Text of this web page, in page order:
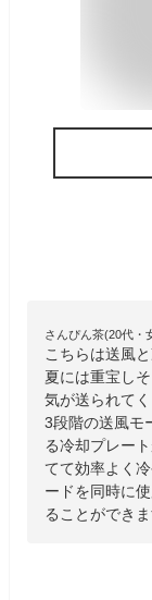
さんぴん茶(20代・
こちらは送風
夏には重宝し
気が送られて
3段階の送風モ
る冷却プレー
てて効率よく
ードを同時に
ることができま